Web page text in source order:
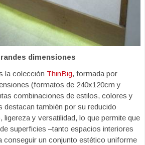
dimensiones
la colección ThinBig, formada por
(formatos de 240x120cm y
combinaciones de estilos, colores y
destacan también por su reducido
y versatilidad, lo que permite que
superficies –tanto espacios interiores
conseguir un conjunto estético uniforme